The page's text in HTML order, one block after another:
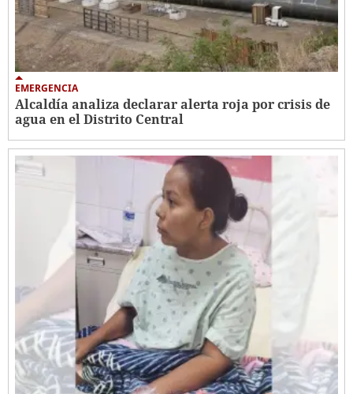
EMERGENCIA
Alcaldía analiza declarar alerta roja por crisis de
agua en el Distrito Central